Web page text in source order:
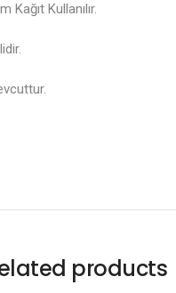
Kağıt Kullanılır.
products